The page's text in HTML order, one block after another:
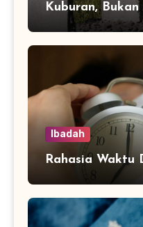
Kuburan,
Ibadah
Rahasia Waktu